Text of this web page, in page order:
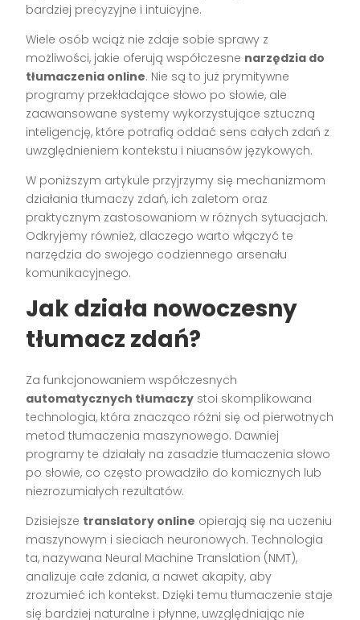
bardziej precyzyjne i intuicyjne.
Wiele osób wciąż nie zdaje sobie sprawy z
możliwości, jakie oferują współczesne narzędzia do
tłumaczenia online. Nie są to już prymitywne
programy przekładające słowo po słowie, ale
zaawansowane systemy wykorzystujące sztuczną
inteligencję, które potrafią oddać sens całych zdań z
uwzględnieniem kontekstu i niuansów językowych.
W poniższym artykule przyjrzymy się mechanizmom
działania tłumaczy zdań, ich zaletom oraz
praktycznym zastosowaniom w różnych sytuacjach.
Odkryjemy również, dlaczego warto włączyć te
narzędzia do swojego codziennego arsenału
komunikacyjnego.
Jak działa nowoczesny
tłumacz zdań?
Za funkcjonowaniem współczesnych
automatycznych tłumaczy stoi skomplikowana
technologia, która znacząco różni się od pierwotnych
metod tłumaczenia maszynowego. Dawniej
programy te działały na zasadzie tłumaczenia słowo
po słowie, co często prowadziło do komicznych lub
niezrozumiałych rezultatów.
Dzisiejsze translatory online opierają się na uczeniu
maszynowym i sieciach neuronowych. Technologia
ta, nazywana Neural Machine Translation (NMT),
analizuje całe zdania, a nawet akapity, aby
zrozumieć ich kontekst. Dzięki temu tłumaczenie staje
się bardziej naturalne i płynne, uwzględniając nie